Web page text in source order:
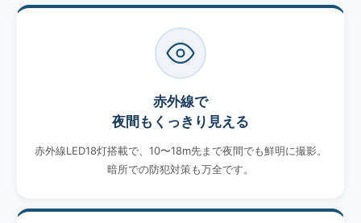
赤外線で
夜間もくっきり見える
赤外線LED18灯搭載で、10〜18m先まで夜間でも鮮明に撮影。
暗所での防犯対策も万全です。